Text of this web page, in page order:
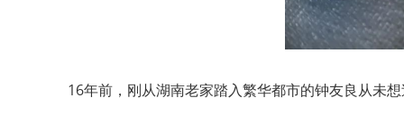
16年前，刚从湖南老家踏入繁华都市的钟友良从未